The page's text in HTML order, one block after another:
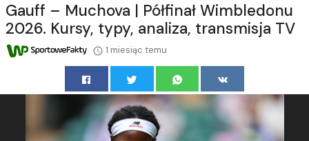
Gauff – Muchova | Półfinał Wimbledonu
2026. Kursy, typy, analiza, transmisja TV
1 miesiąc temu